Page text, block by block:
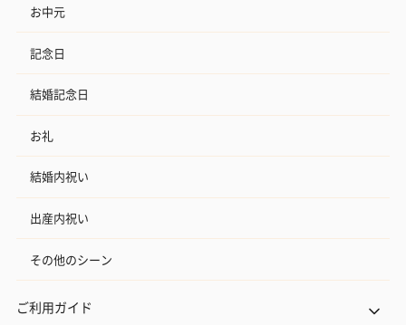
お中元
記念日
結婚記念日
お礼
結婚内祝い
出産内祝い
その他のシーン
ご利用ガイド